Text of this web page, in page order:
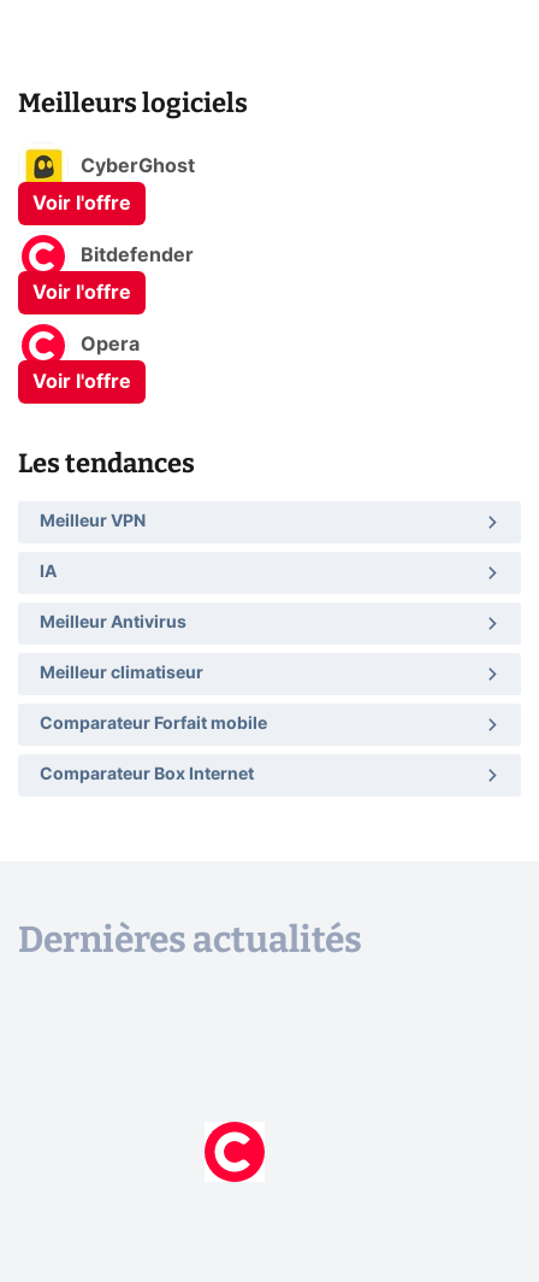
Meilleurs logiciels
CyberGhost
Voir l'offre
Bitdefender
Voir l'offre
Opera
Voir l'offre
Les tendances
Meilleur VPN
IA
Meilleur Antivirus
Meilleur climatiseur
Comparateur Forfait mobile
Comparateur Box Internet
Dernières actualités